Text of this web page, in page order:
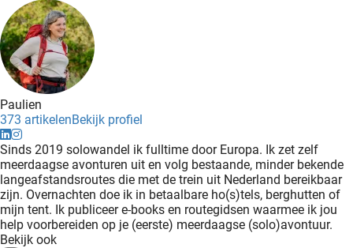
Paulien
373 artikelenBekijk profiel
Sinds 2019 solowandel ik fulltime door Europa. Ik zet zelf
meerdaagse avonturen uit en volg bestaande, minder bekende
langeafstandsroutes die met de trein uit Nederland bereikbaar
zijn. Overnachten doe ik in betaalbare ho(s)tels, berghutten of
mijn tent. Ik publiceer e-books en routegidsen waarmee ik jou
help voorbereiden op je (eerste) meerdaagse (solo)avontuur.
Bekijk ook